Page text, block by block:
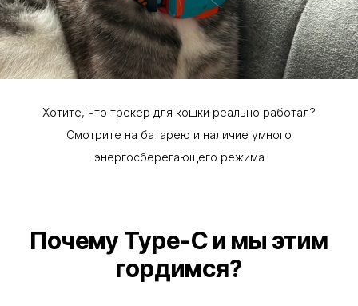
Хотите, что трекер для кошки реально работал?
Смотрите на батарею и наличие умного
энергосберегающего режима
Почему Type-C и мы этим
гордимся?